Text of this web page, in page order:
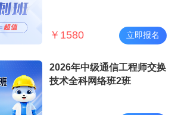
￥ 1580 立即报名
2026年中级通信工程师交换
技术全科网络班2班